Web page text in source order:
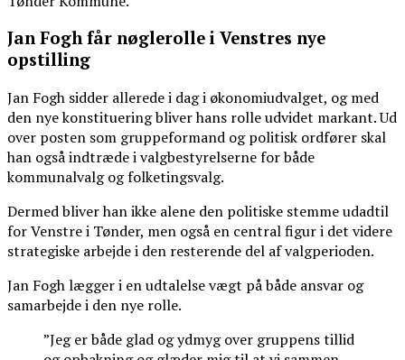
Jan Fogh får nøglerolle i Venstres nye
opstilling
Jan Fogh sidder allerede i dag i økonomiudvalget, og med
den nye konstituering bliver hans rolle udvidet markant. Ud
over posten som gruppeformand og politisk ordfører skal
han også indtræde i valgbestyrelserne for både
kommunalvalg og folketingsvalg.
Dermed bliver han ikke alene den politiske stemme udadtil
for Venstre i Tønder, men også en central figur i det videre
strategiske arbejde i den resterende del af valgperioden.
Jan Fogh lægger i en udtalelse vægt på både ansvar og
samarbejde i den nye rolle.
”Jeg er både glad og ydmyg over gruppens tillid